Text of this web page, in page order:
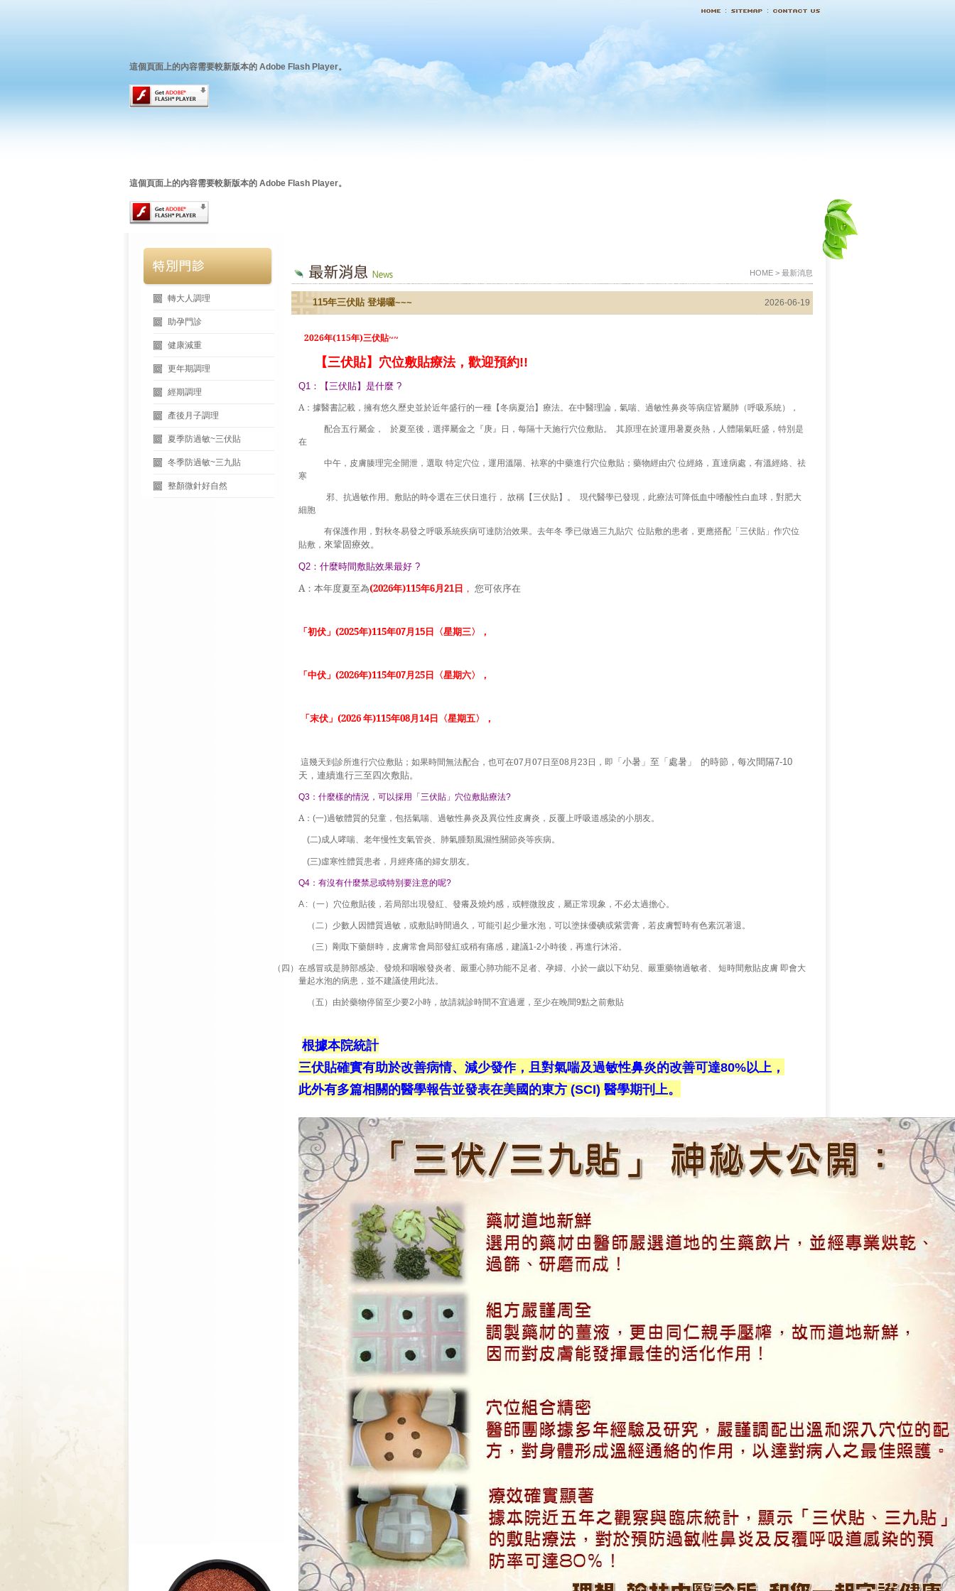
這個頁面上的內容需要較新版本的 Adobe Flash Player。
這個頁面上的內容需要較新版本的 Adobe Flash Player。
轉大人調理
助孕門診
健康減重
更年期調理
經期調理
產後月子調理
夏季防過敏~三伏貼
冬季防過敏~三九貼
整顏微針好自然
HOME > 最新消息
115年三伏貼 登場囉~~~ 2026-06-19
2026年(115年)三伏貼~~
【三伏貼】穴位敷貼療法，歡迎預約!!
Q1 ：【三伏貼】是什麼 ?
A：據醫書記載，擁有悠久歷史並於近年盛行的一種【冬病夏治】療法。在中醫理論，氣喘、過敏性鼻炎等病症皆屬肺（呼吸系統），
配合五行屬金，
於夏至後，選擇屬金之『庚』日，每隔十天施行穴位敷貼。
其原理在於運用暑夏炎熱，人體陽氣旺盛，特別是
在
中午，皮膚腠理完全開泄，選取 特定穴位，運用溫陽、袪寒的中藥進行穴位敷貼；藥物經由穴 位經絡，直達病處，有溫經絡、祛
寒
邪、抗過敏作用。敷貼的時令選在三伏日進行， 故稱【三伏貼】。
現代醫學已發現，此療法可降低血中嗜酸性白血球，對肥大
細胞
有保護作用，對秋冬易發之呼吸系統疾病可達防治效果。去年冬 季已做過三九貼穴 位貼敷的患者，更應搭配「三伏貼」作穴位
貼敷， 來鞏固療效。
Q2 ：什麼時間敷貼效果最好 ?
A：本年度夏至為(2026年)115年6月21日 ， 您可依序在
「初伏」 (2025年)115年07月15日〈星期三〉，
「中伏」 (2026年)115年07月25日〈星期六〉，
「末伏」 (2026年)115年08月14日〈星期五〉，
這幾天到診所進行穴位敷貼；如果時間無法配合，也可在07 月07 日至08 月23 日，即 「小暑」至「處暑」 的時節，每次間隔7-10
天，連續進行三至四次敷貼。
Q3 ：什麼樣的情況，可以採用「三伏貼」穴位敷貼療法?
A： (一)過敏體質的兒童，包括氣喘、過敏性鼻炎及異位性皮膚炎，反覆上呼吸道感染的小朋友。
(二)成人哮喘、老年慢性支氣管炎、肺氣腫類風濕性關節炎等疾病。
(三)虛寒性體質患者，月經疼痛的婦女朋友。
Q4 ：有沒有什麼禁忌或特別要注意的呢?
A : （一）穴位敷貼後，若局部出現發紅、發癢及燒灼感，或輕微脫皮，屬正常現象，不必太過擔心。
（二）少數人因體質過敏，或敷貼時間過久，可能引起少量水泡，可以塗抹優碘或紫雲膏，若皮膚暫時有色素沉著退。
（三）剛取下藥餅時，皮膚常會局部發紅或稍有痛感，建議1-2小時後，再進行沐浴。
（四）在感冒或是肺部感染、發燒和咽喉發炎者、嚴重心肺功能不足者、孕婦、小於一歲以下幼兒、嚴重藥物過敏者、
短時間敷貼皮膚即會大
量起水泡的病患，並不建議使用此法。
（五）由於藥物停留至少要2小時，故請就診時間不宜過遲，至少在晚間9點之前敷貼
根據本院統計
三伏貼確實有助於改善病情、減少發作，且對氣喘及過敏性鼻炎的改善可達80%以上，
此外有多篇相關的醫學報告並發表在美國的東方 (SCI) 醫學期刊上。